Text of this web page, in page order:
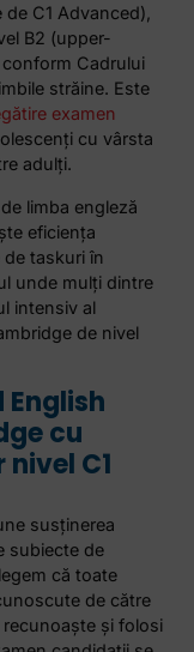
C1 Advanced),
B2 (upper-
Cadrului
străine. Este
examen
cu vârsta
adulţi.
limba engleză
eficienţa
taskuri în
unde mulţi dintre
intensiv al
de nivel
cu
C1
susţinerea
subiecte de
că toate
de către
recunoaşte şi folosi